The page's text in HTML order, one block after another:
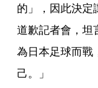
的」，因此決定
道歉記者會，坦
為日本足球而戰
己。」